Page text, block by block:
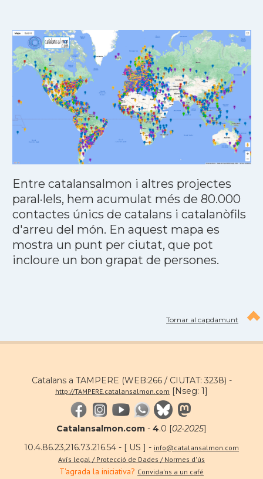
Entre catalansalmon i altres projectes
paral·lels, hem acumulat més de 80.000
contactes únics de catalans i catalanòfils
d'arreu del món. En aquest mapa es
mostra un punt per ciutat, que pot
incloure un bon grapat de persones.
Tornar al capdamunt
Catalans a TAMPERE (WEB:266 / CIUTAT: 3238) -
http://TAMPERE.catalansalmon.com [Nseg: 1]
Catalansalmon.com - 4.0 [02·2025]
10.4.86.23,216.73.216.54 - [ US ] - info@catalansalmon.com
Avís legal / Protecció de Dades / Normes d'ús
T'agrada la iniciativa? Convida'ns a un café